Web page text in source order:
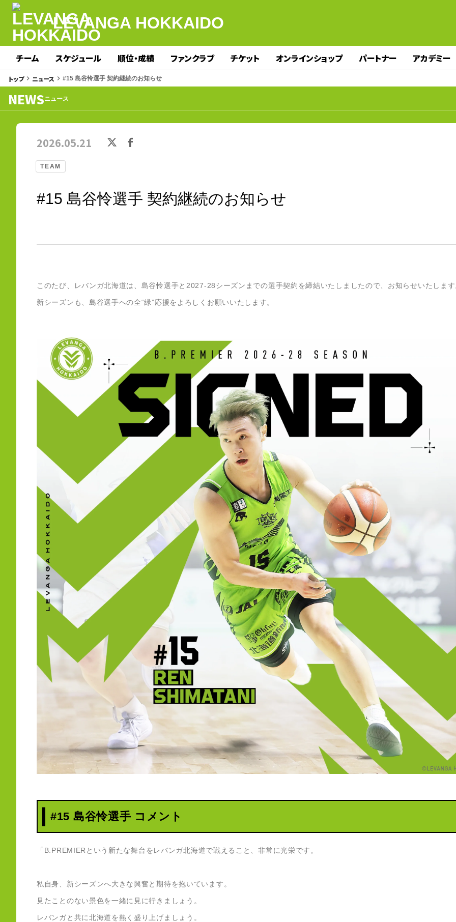
LEVANGA HOKKAIDO
チーム スケジュール 順位・成績 ファンクラブ チケット オンラインショップ パートナー アカデミー
トップkeyboard_arrow_right ニュース keyboard_arrow_right #15 島谷怜選手 契約継続のお知らせ
NEWSニュース
TEAM
2026.05.21
#15 島谷怜選手 契約継続のお知らせ
このたび、レバンガ北海道は、島谷怜選手と2027-28シーズンまでの選手契約を締結いたしましたので、お知らせいたしま
新シーズンも、島谷選手への全“緑”応援をよろしくお願いいたします。
#15 島谷怜選手 コメント
「B.PREMIERという新たな舞台をレバンガ北海道で戦えること、非常に光栄です。
私自身、新シーズンへ大きな興奮と期待を抱いています。
見たことのない景色を一緒に見に行きましょう。
レバンガと共に北海道を熱く盛り上げましょう。